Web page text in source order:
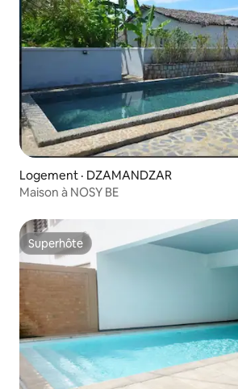
Logement · DZAMANDZAR
Maison à NOSY BE
Superhôte
Superhôte